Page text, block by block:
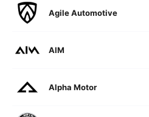
Agile Automotive
AIM
Alpha Motor